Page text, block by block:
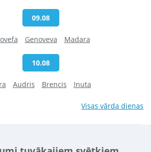
09.08
Genoveva Madara
10.08
Audris Brencis Inuta
Visas vārda dienas